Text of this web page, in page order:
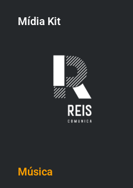
Mídia Kit
Música